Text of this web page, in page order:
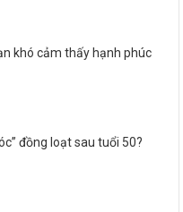
khó cảm thấy hạnh phúc
đồng loạt sau tuổi 50?